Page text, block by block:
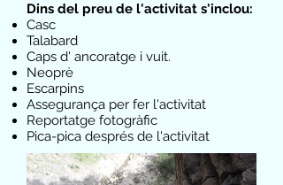
Dins del preu de l'activitat s'inclou:
Casc
Talabard
Caps d' ancoratge i vuit.
Neoprè
Escarpins
Assegurança per fer l'activitat
Reportatge fotogràfic
Pica-pica després de l'activitat